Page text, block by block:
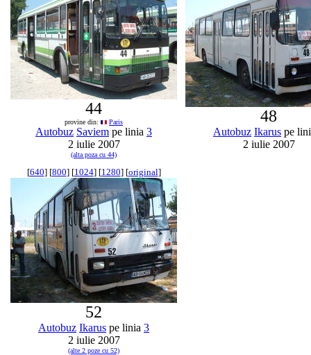
44
provine din: Paris
Autobuz Saviem pe linia 3
2 iulie 2007
(alta poza cu 44)
48
Autobuz Ikarus pe
2 iulie 2007
[640] [800] [1024] [1280] [original]
52
Autobuz Ikarus pe linia 3
2 iulie 2007
(alte 2 poze cu 52)